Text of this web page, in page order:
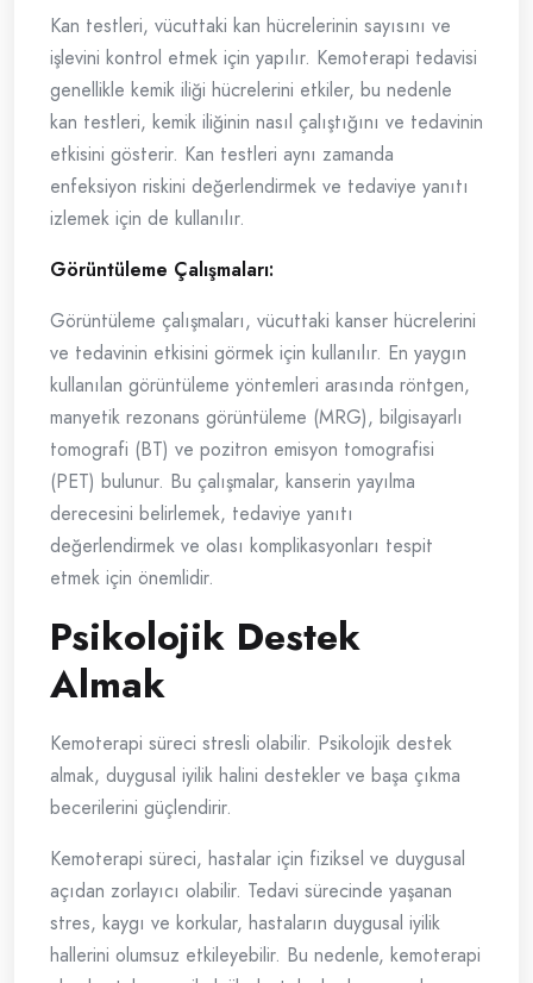
Kan testleri, vücuttaki kan hücrelerinin sayısını ve
işlevini kontrol etmek için yapılır. Kemoterapi tedavisi
genellikle kemik iliği hücrelerini etkiler, bu nedenle
kan testleri, kemik iliğinin nasıl çalıştığını ve tedavinin
etkisini gösterir. Kan testleri aynı zamanda
enfeksiyon riskini değerlendirmek ve tedaviye yanıtı
izlemek için de kullanılır.
Görüntüleme Çalışmaları:
Görüntüleme çalışmaları, vücuttaki kanser hücrelerini
ve tedavinin etkisini görmek için kullanılır. En yaygın
kullanılan görüntüleme yöntemleri arasında röntgen,
manyetik rezonans görüntüleme (MRG), bilgisayarlı
tomografi (BT) ve pozitron emisyon tomografisi
(PET) bulunur. Bu çalışmalar, kanserin yayılma
derecesini belirlemek, tedaviye yanıtı
değerlendirmek ve olası komplikasyonları tespit
etmek için önemlidir.
Psikolojik Destek
Almak
Kemoterapi süreci stresli olabilir. Psikolojik destek
almak, duygusal iyilik halini destekler ve başa çıkma
becerilerini güçlendirir.
Kemoterapi süreci, hastalar için fiziksel ve duygusal
açıdan zorlayıcı olabilir. Tedavi sürecinde yaşanan
stres, kaygı ve korkular, hastaların duygusal iyilik
hallerini olumsuz etkileyebilir. Bu nedenle, kemoterapi